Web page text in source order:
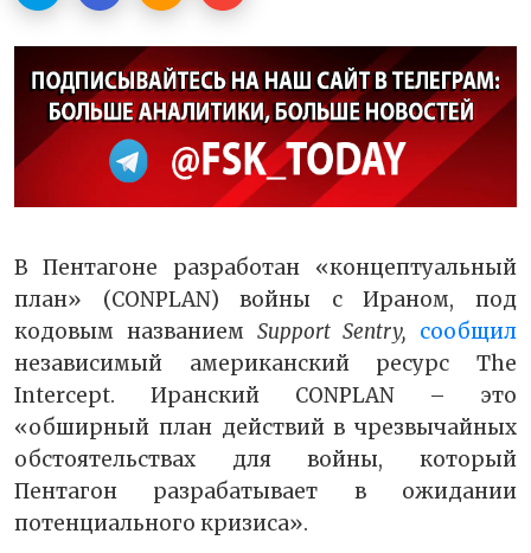
В Пентагоне разработан «концептуальный
план» (CONPLAN) войны с Ираном, под
кодовым названием Support Sentry, сообщил
независимый американский ресурс The
Intercept. Иранский CONPLAN – это
«обширный план действий в чрезвычайных
обстоятельствах для войны, который
Пентагон разрабатывает в ожидании
потенциального кризиса».